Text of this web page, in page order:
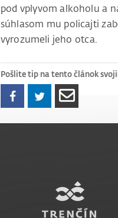
pod vplyvom alkoholu a
súhlasom mu policajti
vyrozumeli jeho otca.
Pošlite tip na tento článok